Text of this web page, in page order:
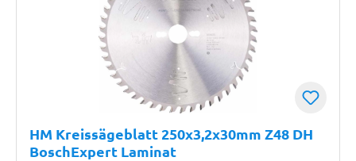
HM Kreissägeblatt 250x3,2x30mm Z48 DH
BoschExpert Laminat